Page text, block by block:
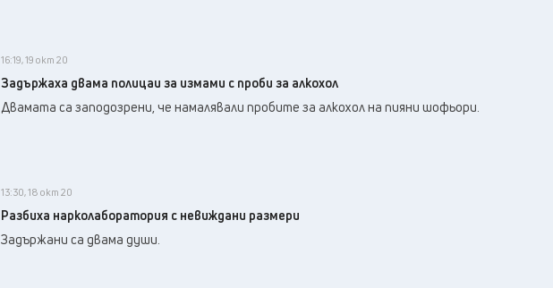
16:19, 19 окт 20
Задържаха двама полицаи за измами с проби за алкохол
Двамата са заподозрени, че намалявали пробите за алкохол на пияни шофьори.
13:30, 18 окт 20
Разбиха нарколаборатория с невиждани размери
Задържани са двама души.